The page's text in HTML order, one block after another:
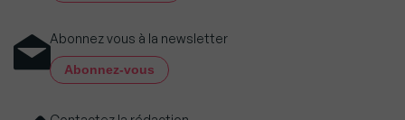
Abonnez vous à la newsletter
Abonnez-vous